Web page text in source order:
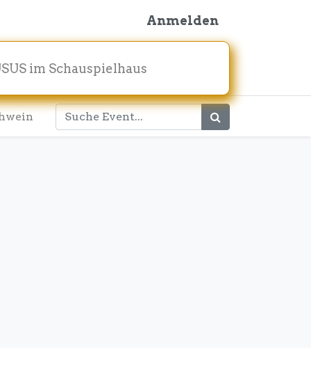
Anmelden
im Schauspielhaus